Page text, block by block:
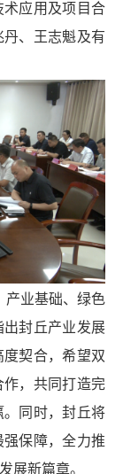
应用及项目合
、王志魁及有
业基础、绿色
封丘产业发展
契合，希望双
，共同打造完
同时，封丘将
保障，全力推
展新篇章。